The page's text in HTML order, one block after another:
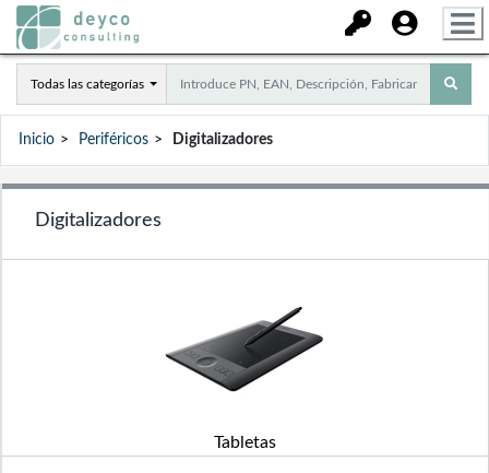
Todas las categorías
Inicio Periféricos Digitalizadores
Digitalizadores
Tabletas